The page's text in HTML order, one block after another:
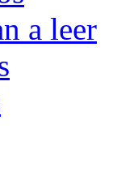
a leer